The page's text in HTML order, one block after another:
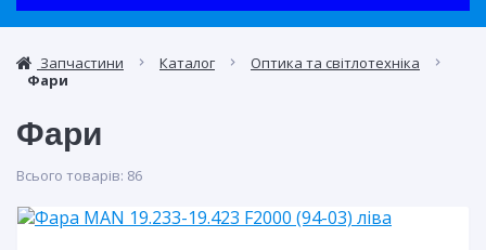
Запчастини Каталог
Оптика та світлотехніка
Фари
Фари
Всього товарів: 86